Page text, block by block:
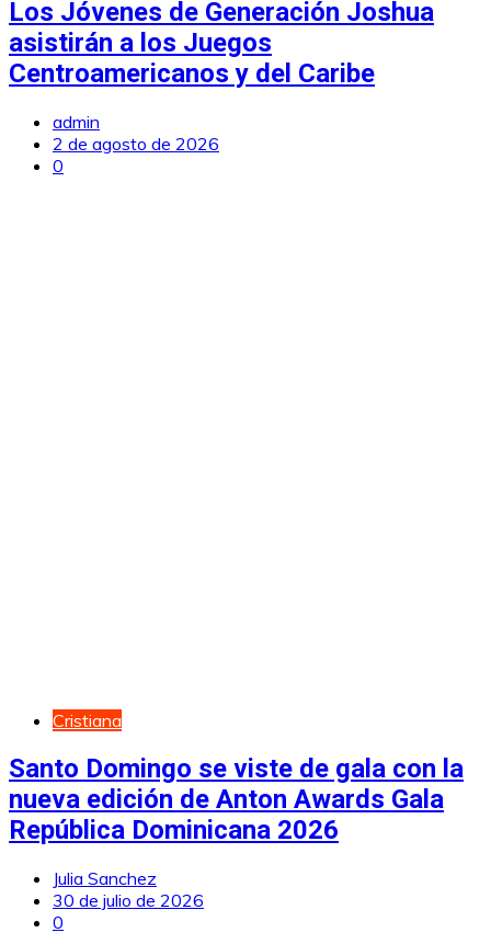
Los Jóvenes de Generación Joshua
asistirán a los Juegos
Centroamericanos y del Caribe
admin
2 de agosto de 2026
0
Cristiana
Santo Domingo se viste de gala con la
nueva edición de Anton Awards Gala
República Dominicana 2026
Julia Sanchez
30 de julio de 2026
0